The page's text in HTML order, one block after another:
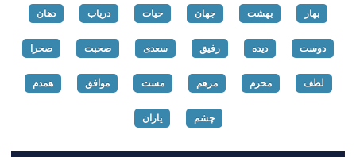
بهار بهشت جهان حیات دریاب دهان
دوست دیده رفیق سعدی صحبت صحرا
لطف محرم مرهم مست موافق همدم
چشم یاران